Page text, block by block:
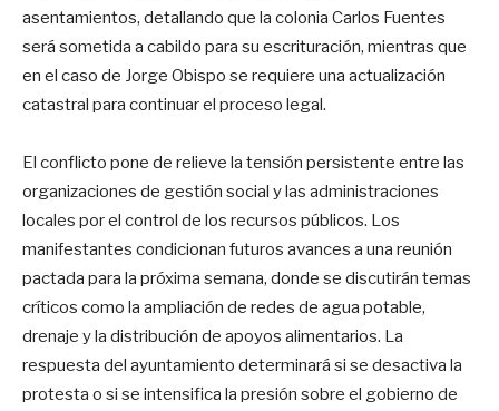
asentamientos, detallando que la colonia Carlos Fuentes
será sometida a cabildo para su escrituración, mientras que
en el caso de Jorge Obispo se requiere una actualización
catastral para continuar el proceso legal.
El conflicto pone de relieve la tensión persistente entre las
organizaciones de gestión social y las administraciones
locales por el control de los recursos públicos. Los
manifestantes condicionan futuros avances a una reunión
pactada para la próxima semana, donde se discutirán temas
críticos como la ampliación de redes de agua potable,
drenaje y la distribución de apoyos alimentarios. La
respuesta del ayuntamiento determinará si se desactiva la
protesta o si se intensifica la presión sobre el gobierno de